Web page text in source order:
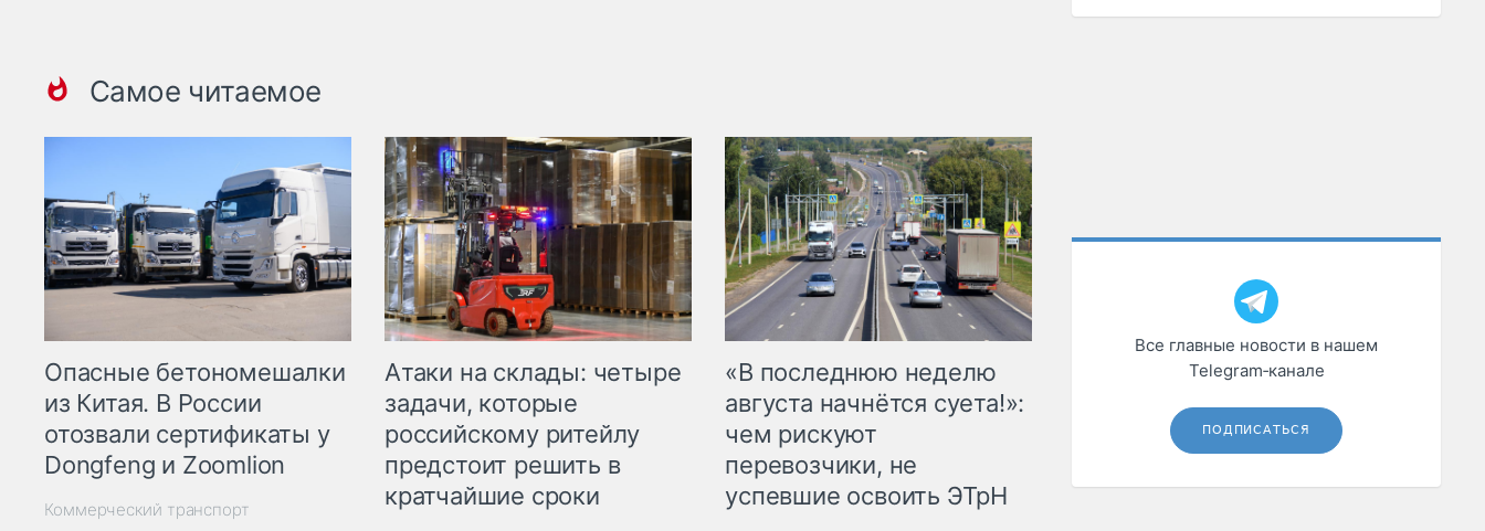
Самое читаемое
Опасные бетономешалки
из Китая. В России
отозвали сертификаты у
Dongfeng и Zoomlion
Коммерческий транспорт
Атаки на склады: четыре
задачи, которые
российскому ритейлу
предстоит решить в
кратчайшие сроки
«В последнюю неделю
августа начнётся суета!»:
чем рискуют
перевозчики, не
успевшие освоить ЭТрН
Все главные новости в нашем
Telegram‑канале
ПОДПИСАТЬСЯ